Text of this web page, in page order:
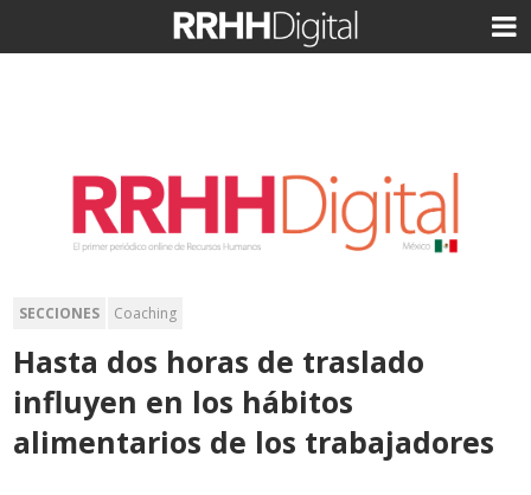
SECCIONES Coaching
Hasta dos horas de traslado
influyen en los hábitos
alimentarios de los trabajadores